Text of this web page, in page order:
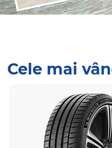
Cele mai